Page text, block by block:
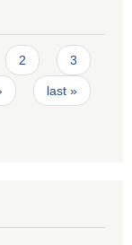
2 3
last »